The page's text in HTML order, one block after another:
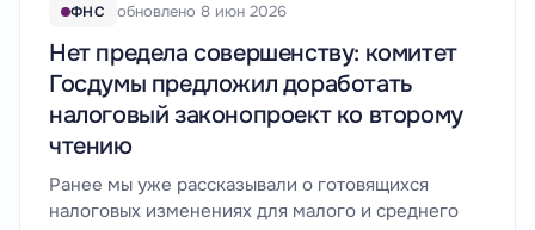
ФНС обновлено 8 июн 2026
Нет предела совершенству: комитет
Госдумы предложил доработать
налоговый законопроект ко второму
чтению
Ранее мы уже рассказывали о готовящихся
налоговых изменениях для малого и среднего